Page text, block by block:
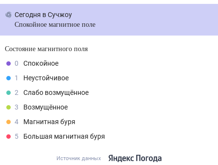
Сегодня в Сучжоу
Спокойное магнитное поле
Состояние магнитного поля
0
Спокойное
1
Неустойчивое
2
Слабо возмущённое
3
Возмущённое
4
Магнитная буря
5
Большая магнитная буря
Источник данных